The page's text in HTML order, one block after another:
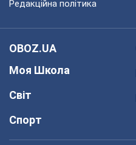
Редакційна політика
OBOZ.UA
Моя Школа
Світ
Спорт